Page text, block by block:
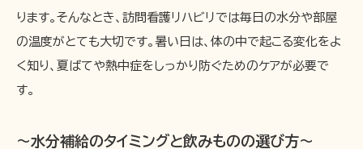
ります。そんなとき、訪問看護リハビリでは毎日の水分や部屋
の温度がとても大切です。暑い日は、体の中で起こる変化をよ
く知り、夏ばてや熱中症をしっかり防ぐためのケアが必要で
す。
〜水分補給のタイミングと飲みものの選び方〜